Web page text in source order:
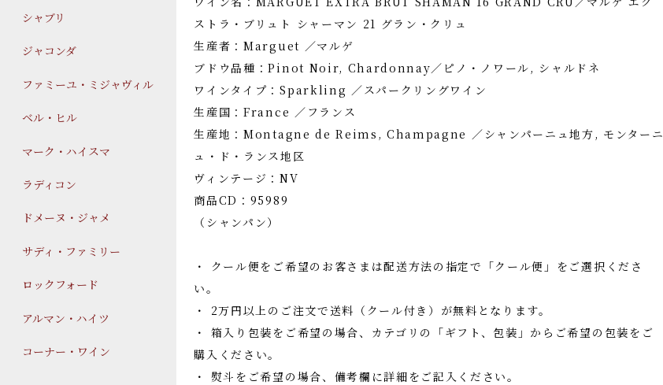
シャブリ
ジャコンダ
ファミーユ・ミジャヴィル
ベル・ヒル
マーク・ハイスマ
ラディコン
ドメーヌ・ジャメ
サディ・ファミリー
ロックフォード
アルマン・ハイツ
コーナー・ワイン
ストラ・ブリュト シャーマン 21 グラン・クリュ
生産者：Marguet ／マルゲ
ブドウ品種：Pinot Noir, Chardonnay／ピノ・ノワール, シャルドネ
ワインタイプ：Sparkling ／スパークリングワイン
生産国：France ／フランス
生産地：Montagne de Reims, Champagne ／シャンパーニュ地方, モンターニ
ュ・ド・ランス地区
ヴィンテージ：NV
商品CD：95989
（シャンパン）
・ クール便をご希望のお客さまは配送方法の指定で「クール便」をご選択くださ
い。
・ 2万円以上のご注文で送料（クール付き）が無料となります。
・ 箱入り包装をご希望の場合、カテゴリの「ギフト、包装」からご希望の包装をご
購入ください。
・ 熨斗をご希望の場合、備考欄に詳細をご記入ください。